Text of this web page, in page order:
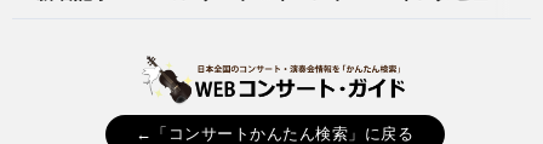
←「コンサートかんたん検索」に戻る